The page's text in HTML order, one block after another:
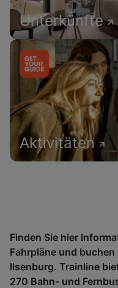
Unterkünfte
Aktivitäten
Finden Sie hier
Fahrpläne und
Ilsenburg. Trainline
270 Bahn- und